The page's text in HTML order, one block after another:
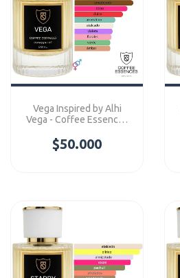
Vega Inspired by Alhi
Vega - Coffee Essences
$50.000